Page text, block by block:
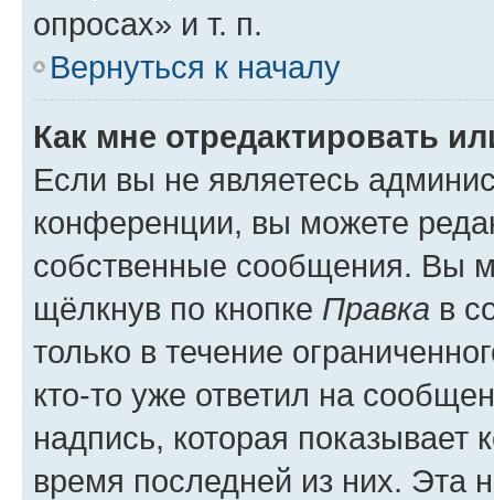
опросах» и т. п.
Вернуться к началу
Как мне отредактировать
Если вы не являетесь
конференции, вы можете
собственные сообщения. Вы
щёлкнув по кнопке Правка в
только в течение
кто-то уже ответил на
надпись, которая показывает
время последней из них. Эта